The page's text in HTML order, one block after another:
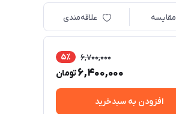
مقایسه علاقه‌مندی
6,700,000 5٪
6,400,000تومان
افزودن به سبدخرید